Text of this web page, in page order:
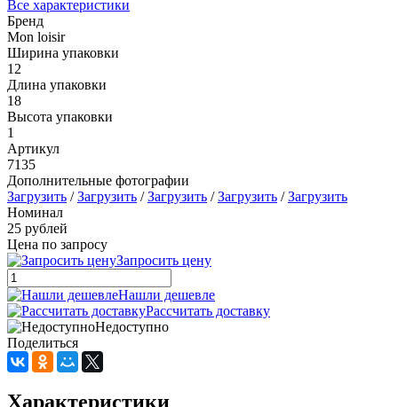
Все характеристики
Бренд
Mon loisir
Ширина упаковки
12
Длина упаковки
18
Высота упаковки
1
Артикул
7135
Дополнительные фотографии
Загрузить /Загрузить /Загрузить /Загрузить /Загрузить
Номинал
25 рублей
Цена по запросу
Запросить цену
Нашли дешевле
Рассчитать доставку
Недоступно
Поделиться
Характеристики